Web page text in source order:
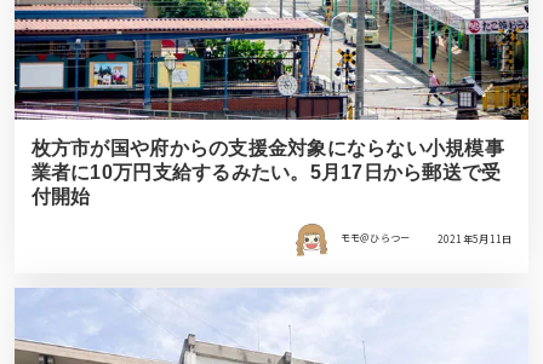
枚方市が国や府からの支援金対象にならない小規模事
業者に10万円支給するみたい。5月17日から郵送で受
付開始
モモ＠ひらつー 2021年5月11日